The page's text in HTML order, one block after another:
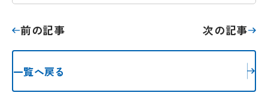
前の記事 次の記事
一覧へ戻る